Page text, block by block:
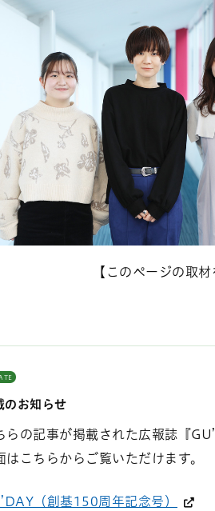
【このページの取
のお知らせ
らの記事が掲載された広報誌『
はこちらからご覧いただけます。
（創基150周年記念号）